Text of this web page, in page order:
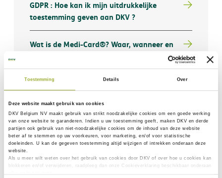
Toestemming Details Over
Deze website maakt gebruik van cookies
DKV Belgium NV maakt gebruik van strikt noodzakelijke cookies om een goede werking
van onze website te garanderen. Indien u uw toestemming geeft, maken DKV en derde
partijen ook gebruik van niet-noodzakelijke cookies om de inhoud van deze website
beter af te stemmen op uw voorkeuren, voor marketing, en/of voor statistische
doeleinden. U kan de gegeven toestemming altijd wijzigen of intrekken onderaan deze
website.
Als u meer wilt weten over het gebruik van cookies door DKV of over hoe u cookies kan
blokkeren en/of verwijderen, raadpleeg dan onze Cookieverklaring beschikbaar onderaan
GDPR : Hoe kan ik mijn uitdrukkelijke
toestemming geven aan DKV ?
Wat is de Medi-Card®? Waar, wanneer en
Hoe kan de DKV App mijn leven
Zowel mijn partner als ik hebben de DKV
App op onze smartphone/tablet. Kunnen
wij beiden de kaarten van onze kinderen
toevoegen?